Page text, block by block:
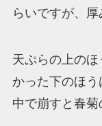
らいですが、厚
天ぷらの上の
かった下のほ
中で崩すと春菊